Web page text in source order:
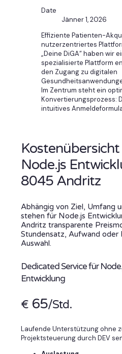
Date
Jänner 1, 2026
Effiziente Patienten-
nutzerzentriertes
„Deine DiGA“ haben wir
spezialisierte Plattform
den Zugang zu digitalen
Im Zentrum steht ein
Konvertierungsprozess:
intuitives
Node.js
8045 Andritz
Abhängig von Ziel, Umfang
stehen für Node.js
Andritz transparente
Stundensatz, Aufwand oder
Auswahl.
Dedicated Service für
Entwicklung
€ 65/Std.
Laufende Unterstützung ohne
Projektsteuerung durch DEV